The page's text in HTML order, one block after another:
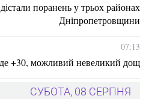
поранень у трьох районах
Дніпропетровщини
07:13
+30, можливий невеликий дощ
СУБОТА, 08 СЕРПНЯ